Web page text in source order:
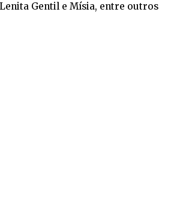
Gentil e Mísia, entre outros